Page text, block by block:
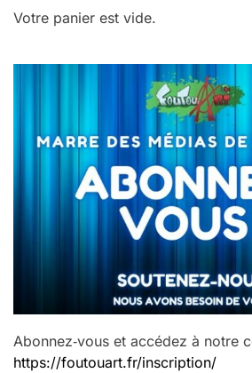
Votre panier est vide.
Abonnez‑vous et accédez à notre
https://foutouart.fr/inscription/